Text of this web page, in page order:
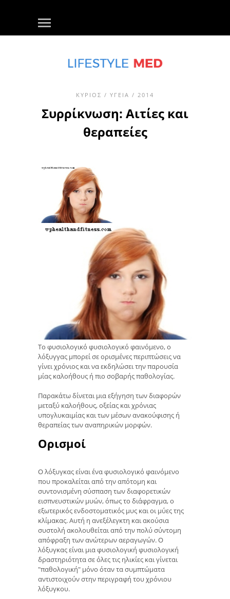
ΚΎΡΙΟΣ / ΥΓΕΊΑ / 2014
Συρρίκνωση: Αιτίες και
θεραπείες
Το φυσιολογικό φυσιολογικό φαινόμενο, ο
λόξυγγας μπορεί σε ορισμένες περιπτώσεις να
γίνει χρόνιος και να εκδηλώσει την παρουσία
μίας καλοήθους ή πιο σοβαρής παθολογίας.
Παρακάτω δίνεται μια εξήγηση των διαφορών
μεταξύ καλοήθους, οξείας και χρόνιας
υπογλυκαιμίας και των μέσων ανακούφισης ή
θεραπείας των αναπηρικών μορφών.
Ορισμοί
Ο λόξυγκας είναι ένα φυσιολογικό φαινόμενο
που προκαλείται από την απότομη και
συντονισμένη σύσπαση των διαφορετικών
εισπνευστικών μυών, όπως το διάφραγμα, ο
εξωτερικός ενδοστοματικός μυς και οι μύες της
κλίμακας. Αυτή η ανεξέλεγκτη και ακούσια
συστολή ακολουθείται από την πολύ σύντομη
απόφραξη των ανώτερων αεραγωγών. Ο
λόξυγκας είναι μια φυσιολογική φυσιολογική
δραστηριότητα σε όλες τις ηλικίες και γίνεται
"παθολογική" μόνο όταν τα συμπτώματα
αντιστοιχούν στην περιγραφή του χρόνιου
λόξυγκου.